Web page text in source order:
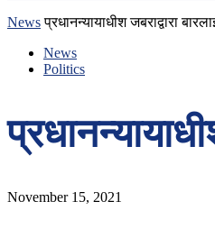
News प्रधानन्यायाधीश जबराद्वारा
News
Politics
November 15, 2021